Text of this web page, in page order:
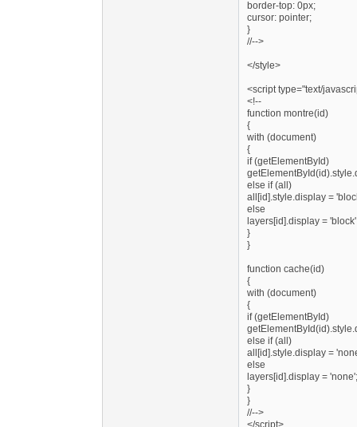
border-top: 0px;
cursor: pointer;
}
//-->
</style>
<script type="text/
<!--
function montre(id)
{
with (document)
{
if (getElementById)
else if (all)
all[id].style.display =
else
layers[id].display =
}
}
function cache(id)
{
with (document)
{
if (getElementById)
else if (all)
all[id].style.display =
else
layers[id].display = 'none';
}
}
//-->
</script>